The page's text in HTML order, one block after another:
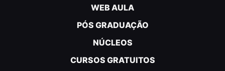
WEB AULA
PÓS GRADUAÇÃO
NÚCLEOS
CURSOS GRATUITOS